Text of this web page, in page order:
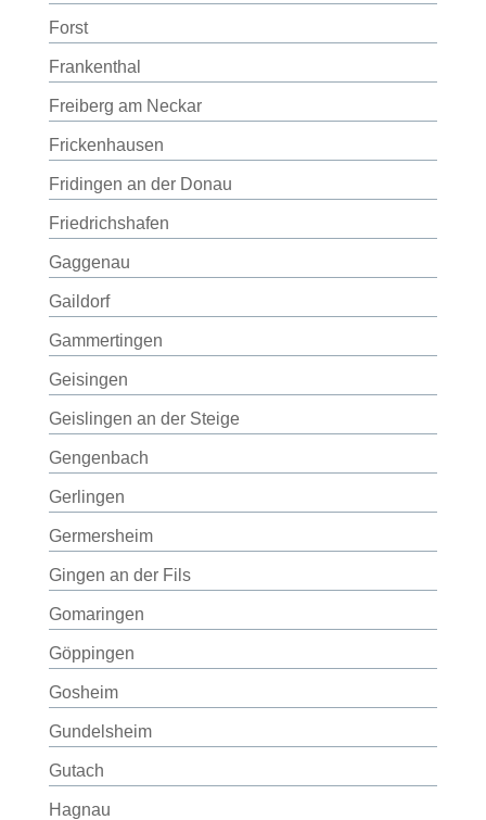
Forst
Frankenthal
Freiberg am Neckar
Frickenhausen
Fridingen an der Donau
Friedrichshafen
Gaggenau
Gaildorf
Gammertingen
Geisingen
Geislingen an der Steige
Gengenbach
Gerlingen
Germersheim
Gingen an der Fils
Gomaringen
Göppingen
Gosheim
Gundelsheim
Gutach
Hagnau